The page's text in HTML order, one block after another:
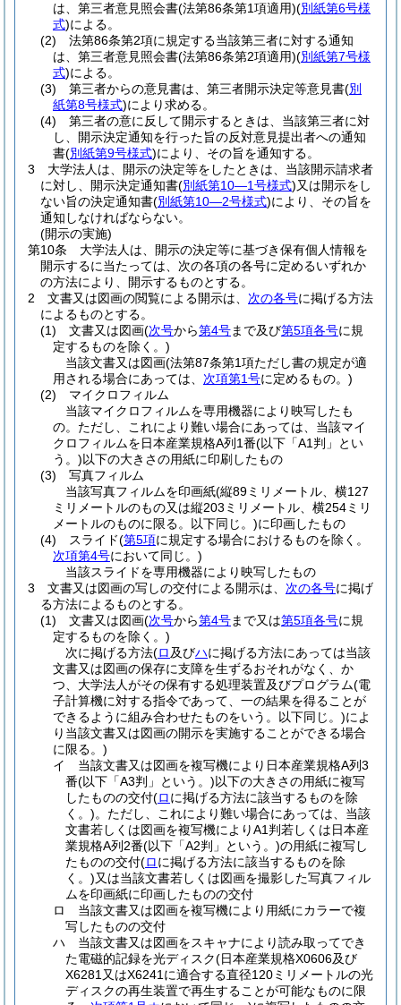
は、第三者意見照会書(法第86条第1項適用)(別紙第6号様
式)による。
(2)
法第86条第2項に規定する当該第三者に対する通知
は、第三者意見照会書(法第86条第2項適用)(別紙第7号様
式)による。
(3)
第三者からの意見書は、第三者開示決定等意見書(別
紙第8号様式)により求める。
(4)
第三者の意に反して開示するときは、当該第三者に対
し、開示決定通知を行った旨の反対意見提出者への通知
書(別紙第9号様式)により、その旨を通知する。
3
大学法人は、開示の決定等をしたときは、当該開示請求者
に対し、開示決定通知書(別紙第10―1号様式)又は開示をし
ない旨の決定通知書(別紙第10―2号様式)により、その旨を
通知しなければならない。
(開示の実施)
第10条
大学法人は、開示の決定等に基づき保有個人情報を
開示するに当たっては、次の各項の各号に定めるいずれか
の方法により、開示するものとする。
2
文書又は図画の閲覧による開示は、 次の各号に掲げる方法
によるものとする。
(1)
文書又は図画(次号から第4号まで及び第5項各号に規
定するものを除く。)
当該文書又は図画(法第87条第1項ただし書の規定が適
用される場合にあっては、 次項第1号に定めるもの。)
(2)
マイクロフィルム
当該マイクロフィルムを専用機器により映写したも
の。ただし、これにより難い場合にあっては、当該マイ
クロフィルムを日本産業規格A列1番(以下「A1判」とい
う。)以下の大きさの用紙に印刷したもの
(3)
写真フィルム
当該写真フィルムを印画紙(縦89ミリメートル、横127
ミリメートルのもの又は縦203ミリメートル、横254ミリ
メートルのものに限る。以下同じ。)に印画したもの
(4)
スライド(第5項に規定する場合におけるものを除く。
次項第4号において同じ。)
当該スライドを専用機器により映写したもの
3
文書又は図画の写しの交付による開示は、 次の各号に掲げ
る方法によるものとする。
(1)
文書又は図画(次号から第4号まで又は第5項各号に規
定するものを除く。)
次に掲げる方法(ロ及びハに掲げる方法にあっては当該
文書又は図画の保存に支障を生ずるおそれがなく、か
つ、大学法人がその保有する処理装置及びプログラム(電
子計算機に対する指令であって、一の結果を得ることが
できるように組み合わせたものをいう。以下同じ。)によ
り当該文書又は図画の開示を実施することができる場合
に限る。)
イ
当該文書又は図画を複写機により日本産業規格A列3
番(以下「A3判」という。)以下の大きさの用紙に複写
したものの交付(ロに掲げる方法に該当するものを除
く。)。 ただし、これにより難い場合にあっては、当該
文書若しくは図画を複写機によりA1判若しくは日本産
業規格A列2番(以下「A2判」という。)の用紙に複写し
たものの交付(ロに掲げる方法に該当するものを除
く。)又は当該文書若しくは図画を撮影した写真フィル
ムを印画紙に印画したものの交付
ロ
当該文書又は図画を複写機により用紙にカラーで複
写したものの交付
ハ
当該文書又は図画をスキャナにより読み取ってでき
た電磁的記録を光ディスク(日本産業規格X0606及び
X6281又はX6241に適合する直径120ミリメートルの光
ディスクの再生装置で再生することが可能なものに限